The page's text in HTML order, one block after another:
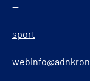
—
sport